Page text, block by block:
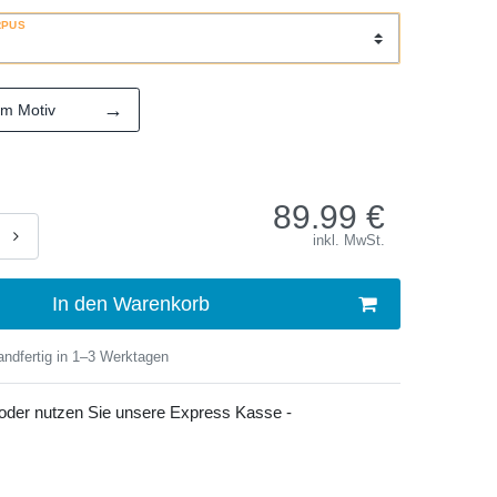
Motiv →
89.99 €
inkl. MwSt.
In den Warenkorb
in 1–3 Werktagen
nutzen Sie unsere Express Kasse -